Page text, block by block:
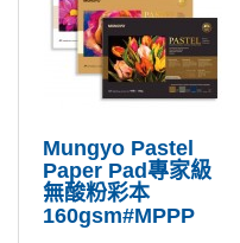
Mungyo Pastel
Paper Pad專家級
無酸粉彩本
160gsm#MPPP